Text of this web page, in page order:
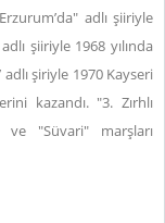
adlı şiiriyle
şiiriyle 1968 yılında
adlı şiriyle 1970 Kayseri
kazandı. "3. Zırhlı
"Süvari" marşları